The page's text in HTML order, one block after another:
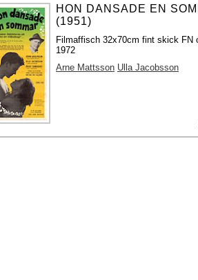
HON DANSADE EN
(1951)
Filmaffisch 32x70cm fint skick FN
1972
Arne Mattsson Ulla Jacobsson